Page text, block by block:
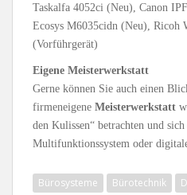
Taskalfa 4052ci (Neu), Canon
Ecosys M6035cidn (Neu), Ricoh
(Vorführgerät)
Eigene Meisterwerkstatt
Gerne können Sie auch einen
firmeneigene Meisterwerkstatt
den Kulissen“ betrachten und
Multifunktionssystem oder
Bürosysteme Bürotechnik